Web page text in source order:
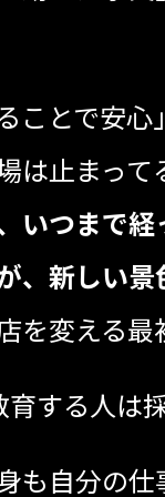
ことで安心
は止まって
いつまで経
、新しい景
を変える最
する人は
も自分の仕